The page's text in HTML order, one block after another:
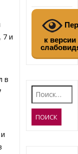
7 и
в
к
Найти: